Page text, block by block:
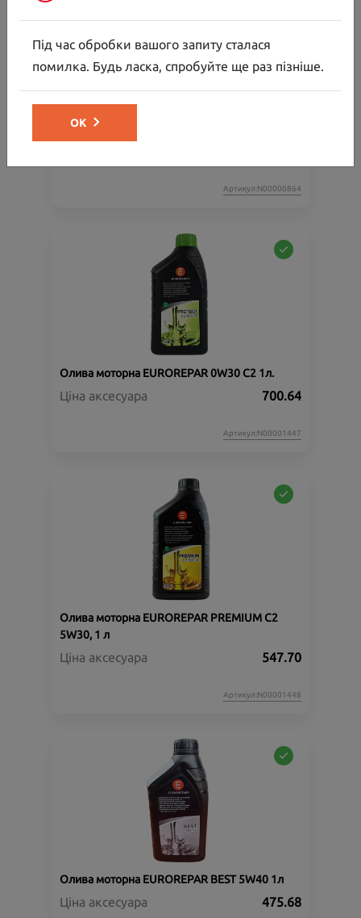
Ціна аксесуара
Артикул:N00000864
Олива моторна EUROREPAR 0W30 C2 1л.
Ціна аксесуара 700.64
Артикул:N00001447
Олива моторна EUROREPAR PREMIUM C2
5W30, 1 л
Ціна аксесуара 547.70
Артикул:N00001448
Олива моторна EUROREPAR BEST 5W40 1л
Ціна аксесуара 475.68
Під час обробки вашого запиту сталася
помилка. Будь ласка, спробуйте ще раз пізніше.
ОК